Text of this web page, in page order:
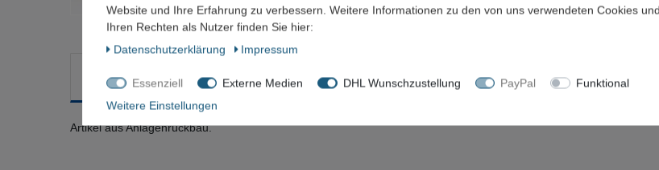
Beschreibung Weitere Details Frage zum Artikel / Preisvorschlag
Artikel aus Anlagenrückbau.
Website und Ihre Erfahrung zu verbessern. Weitere Informationen zu den von uns verwendeten Cookies und
Ihren Rechten als Nutzer finden Sie hier:
Daten­schutz­erklärung
Impressum
Essenziell Externe Medien DHL Wunschzustellung PayPal
Funktional
Weitere Einstellungen